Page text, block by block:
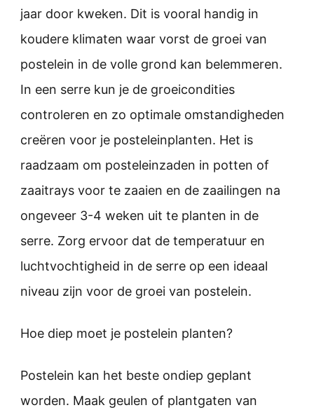
jaar door kweken. Dit is vooral handig in
koudere klimaten waar vorst de groei van
postelein in de volle grond kan belemmeren.
In een serre kun je de groeicondities
controleren en zo optimale omstandigheden
creëren voor je posteleinplanten. Het is
raadzaam om posteleinzaden in potten of
zaaitrays voor te zaaien en de zaailingen na
ongeveer 3-4 weken uit te planten in de
serre. Zorg ervoor dat de temperatuur en
luchtvochtigheid in de serre op een ideaal
niveau zijn voor de groei van postelein.
Hoe diep moet je postelein planten?
Postelein kan het beste ondiep geplant
worden. Maak geulen of plantgaten van